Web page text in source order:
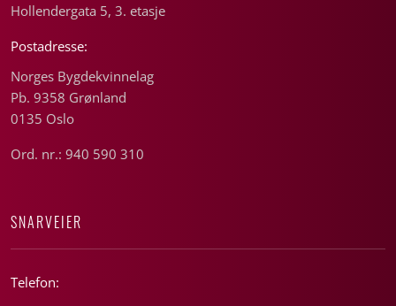
Hollendergata 5, 3. etasje
Postadresse:
Norges Bygdekvinnelag
Pb. 9358 Grønland
0135 Oslo
Ord. nr.: 940 590 310
SNARVEIER
Telefon: